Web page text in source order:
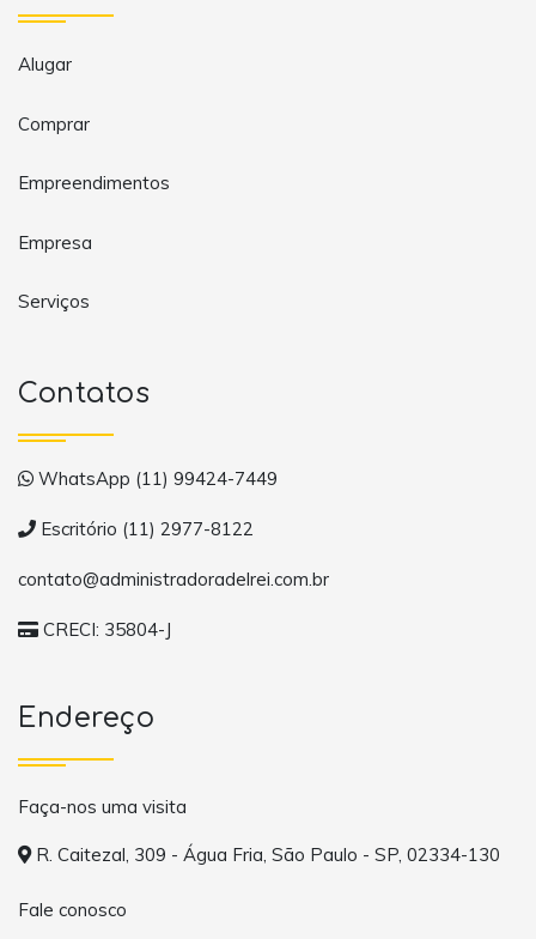
Alugar
Comprar
Empreendimentos
Empresa
Serviços
Contatos
WhatsApp (11) 99424-7449
Escritório (11) 2977-8122
contato@administradoradelrei.com.br
CRECI: 35804-J
Endereço
Faça-nos uma visita
R. Caitezal, 309 - Água Fria, São Paulo - SP, 02334-130
Fale conosco